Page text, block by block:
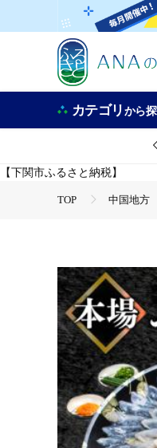
カテゴリから
【下関市ふるさと納税】
TOP 中国地方